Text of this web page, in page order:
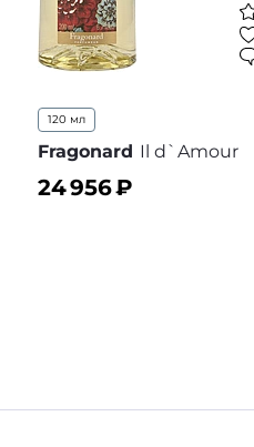
120 мл
Fragonard Il d`Amour
24 956₽